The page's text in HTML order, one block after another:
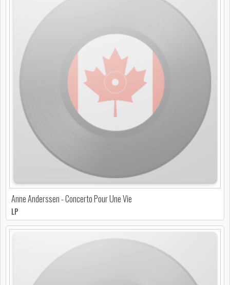
Anne Anderssen - Concerto Pour Une Vie
LP